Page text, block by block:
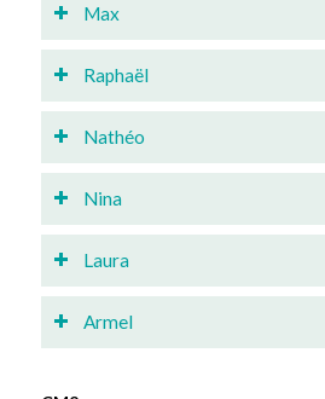
Max
Raphaël
Nathéo
Nina
Laura
Armel